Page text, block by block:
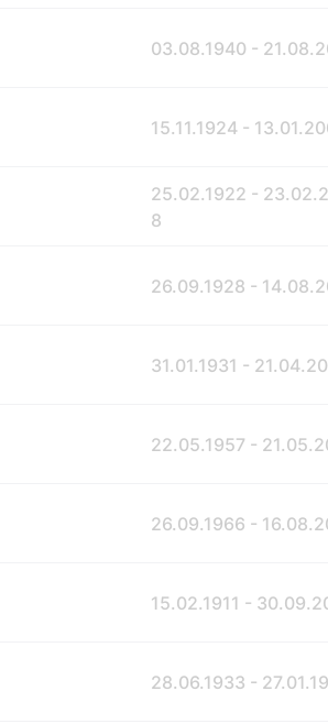
03.08.1940 -
15.11.1924 -
25.02.1922 -
8
26.09.1928 -
31.01.1931 -
22.05.1957 -
26.09.1966 -
15.02.1911 -
28.06.1933 -